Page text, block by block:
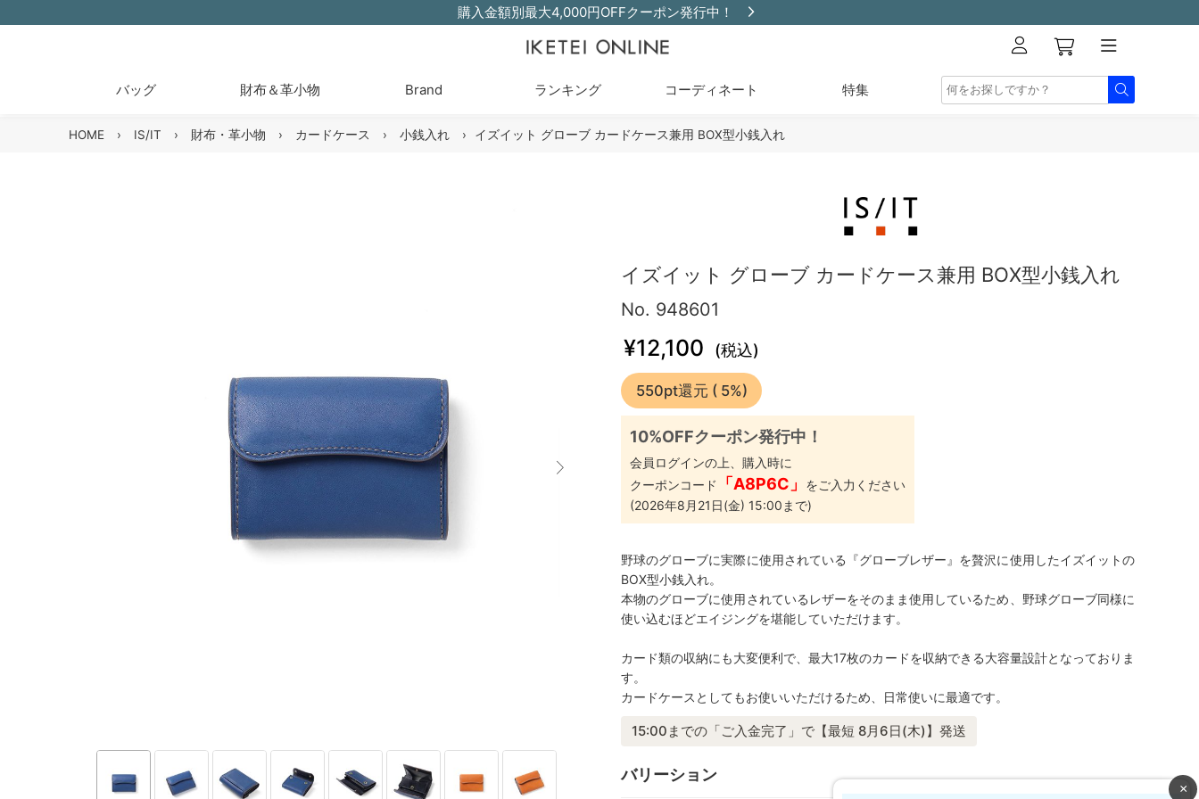
購入金額別最大4,000円OFFクーポン発行中！
バッグ 財布＆革小物 Brand ランキング コーディネート 特集
HOME › IS/IT › 財布・革小物 › カードケース › 小銭入れ › イズイット グローブ カードケース兼用 BOX型小銭入れ
イズイット グローブ カードケース兼用 BOX型小銭入れ
No. 948601
¥12,100 (税込)
550pt還元 ( 5%)
10%OFFクーポン発行中！
会員ログインの上、購入時に
クーポンコード
「A8P6C」
をご入力ください
(2026年8月21日(金) 15:00まで)
野球のグローブに実際に使用されている『グローブレザー』を贅沢に使用したイズイットの
BOX型小銭入れ。
本物のグローブに使用されているレザーをそのまま使用しているため、野球グローブ同様に
使い込むほどエイジングを堪能していただけます。
カード類の収納にも大変便利で、最大17枚のカードを収納できる大容量設計となっておりま
す。
カードケースとしてもお使いいただけるため、日常使いに最適です。
15:00までの「ご入金完了」で【最短 8月6日(木)】発送
バリーション